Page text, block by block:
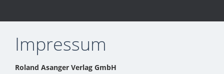
Impressum
Roland Asanger Verlag GmbH